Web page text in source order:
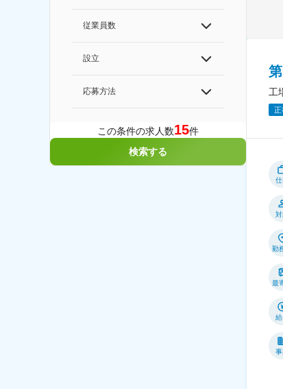
従業員数
設立
応募方法
この条件の求人数15件
検索する
工
正
対
勤
最